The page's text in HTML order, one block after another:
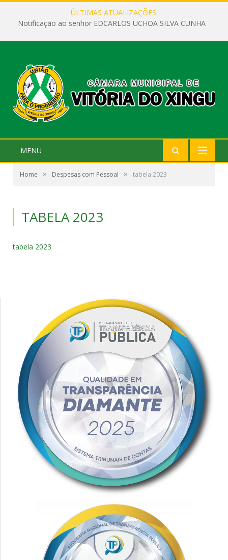
ÚLTIMAS ATUALIZAÇÕES:
Notificação ao senhor EDCARLOS UCHOA SILVA CUNHA
MENU
Home » Despesas com Pessoal » tabela 2023
TABELA 2023
tabela 2023